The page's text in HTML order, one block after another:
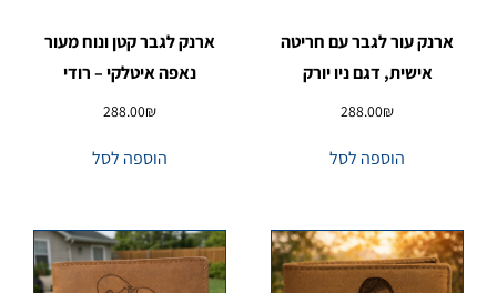
ארנק עור לגבר עם חריטה
אישית, דגם ניו יורק
288.00₪
הוספה לסל
ארנק לגבר קטן ונוח מעור
נאפה איטלקי – רודי
288.00₪
הוספה לסל